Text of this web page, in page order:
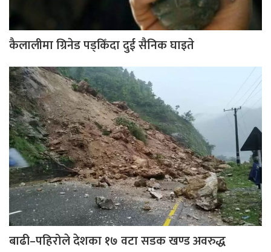
कैलालीमा ग्रिनेड पड्किँदा दुई सैनिक घाइते
बाढी–पहिरोले देशका १७ वटा सडक खण्ड अवरुद्ध